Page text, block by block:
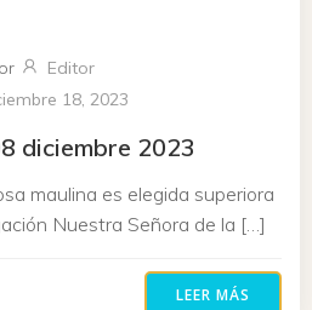
Editor
18, 2023
diciembre 2023
maulina es elegida superiora
Nuestra Señora de la […]
LEER MÁS